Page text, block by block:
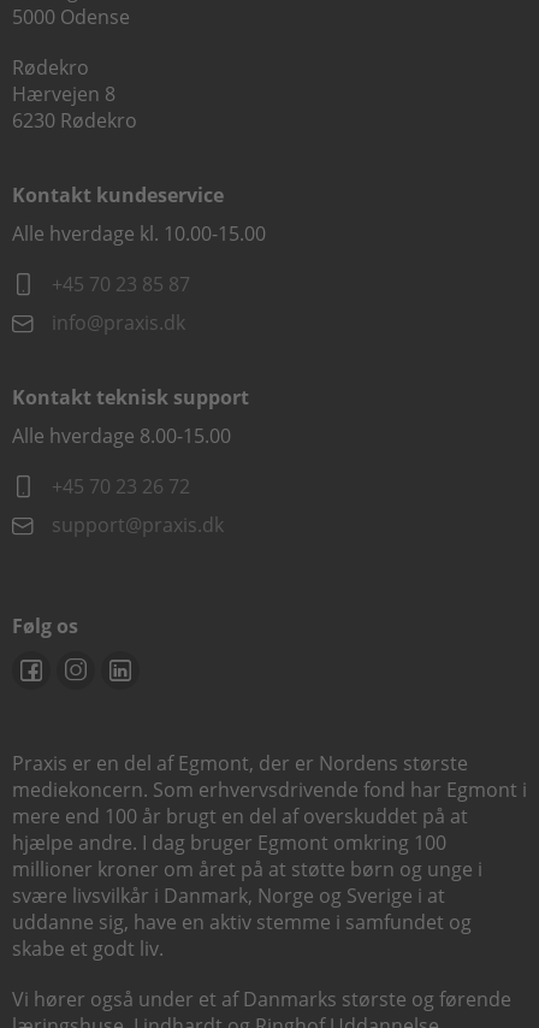
5000 Odense
Rødekro
Hærvejen 8
6230 Rødekro
Kontakt kundeservice
Alle hverdage kl. 10.00-15.00
+45 70 23 85 87
info@praxis.dk
Kontakt teknisk support
Alle hverdage 8.00-15.00
+45 70 23 26 72
support@praxis.dk
Følg os
Praxis er en del af Egmont, der er Nordens største
mediekoncern. Som erhvervsdrivende fond har Egmont i
mere end 100 år brugt en del af overskuddet på at
hjælpe andre. I dag bruger Egmont omkring 100
millioner kroner om året på at støtte børn og unge i
svære livsvilkår i Danmark, Norge og Sverige i at
uddanne sig, have en aktiv stemme i samfundet og
skabe et godt liv.
Vi hører også under et af Danmarks største og førende